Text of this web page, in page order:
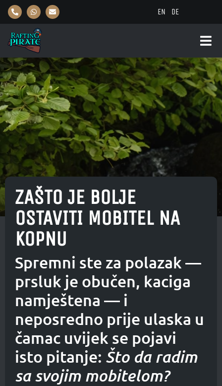
EN DE
ZAŠTO JE BOLJE
OSTAVITI MOBITEL NA
KOPNU
Spremni ste za polazak —
prsluk je obučen, kaciga
namještena — i
neposredno prije ulaska u
čamac uvijek se pojavi
isto pitanje: Što da radim
sa svojim mobitelom?